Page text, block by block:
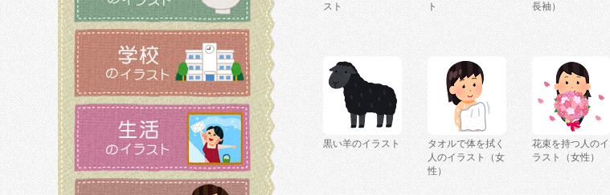
スト
ト
長袖）
黒い羊のイラスト
タオルで体を拭く
人のイラスト（女
性）
花束を持つ人のイ
ラスト（女性）